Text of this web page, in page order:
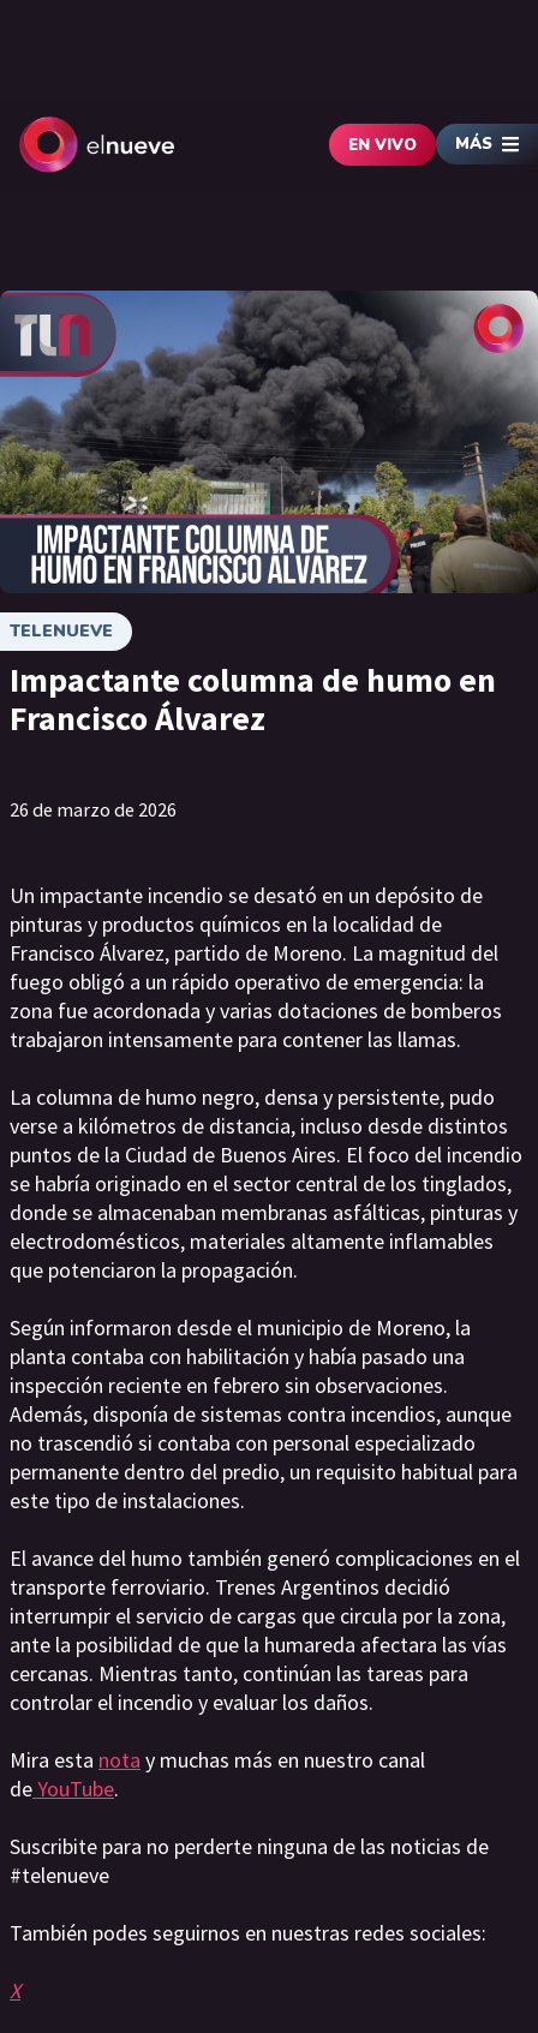
EN VIVO MÁS
TELENUEVE
Impactante columna de humo en
Francisco Álvarez
26 de marzo de 2026
Un impactante incendio se desató en un depósito de
pinturas y productos químicos en la localidad de
Francisco Álvarez, partido de Moreno. La magnitud del
fuego obligó a un rápido operativo de emergencia: la
zona fue acordonada y varias dotaciones de bomberos
trabajaron intensamente para contener las llamas.
La columna de humo negro, densa y persistente, pudo
verse a kilómetros de distancia, incluso desde distintos
puntos de la Ciudad de Buenos Aires. El foco del incendio
se habría originado en el sector central de los tinglados,
donde se almacenaban membranas asfálticas, pinturas y
electrodomésticos, materiales altamente inflamables
que potenciaron la propagación.
Según informaron desde el municipio de Moreno, la
planta contaba con habilitación y había pasado una
inspección reciente en febrero sin observaciones.
Además, disponía de sistemas contra incendios, aunque
no trascendió si contaba con personal especializado
permanente dentro del predio, un requisito habitual para
este tipo de instalaciones.
El avance del humo también generó complicaciones en el
transporte ferroviario. Trenes Argentinos decidió
interrumpir el servicio de cargas que circula por la zona,
ante la posibilidad de que la humareda afectara las vías
cercanas. Mientras tanto, continúan las tareas para
controlar el incendio y evaluar los daños.
Mira esta nota y muchas más en nuestro canal
deYouTube.
Suscribite para no perderte ninguna de las noticias de
#telenueve
También podes seguirnos en nuestras redes sociales:
X